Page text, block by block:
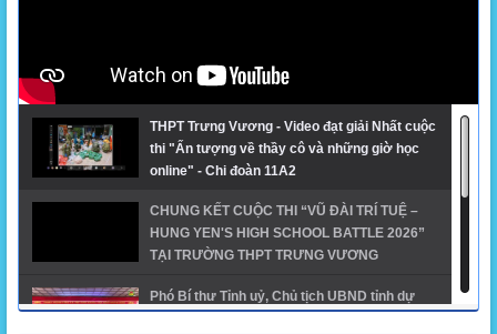
THPT Trưng Vương - Video đạt giải Nhất cuộc
thi "Ấn tượng về thầy cô và những giờ học
online" - Chi đoàn 11A2
CHUNG KẾT CUỘC THI “VŨ ĐÀI TRÍ TUỆ –
HUNG YEN'S HIGH SCHOOL BATTLE 2026”
TẠI TRƯỜNG THPT TRƯNG VƯƠNG
Phó Bí thư Tỉnh uỷ, Chủ tịch UBND tỉnh dự